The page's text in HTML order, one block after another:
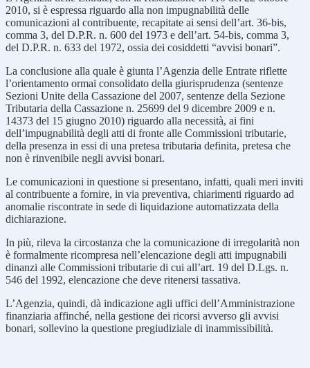
2010, si è espressa riguardo alla non impugnabilità delle
comunicazioni al contribuente, recapitate ai sensi dell’art. 36-bis,
comma 3, del D.P.R. n. 600 del 1973 e dell’art. 54-bis, comma 3,
del D.P.R. n. 633 del 1972, ossia dei cosiddetti “avvisi bonari”.
La conclusione alla quale è giunta l’Agenzia delle Entrate riflette
l’orientamento ormai consolidato della giurisprudenza (sentenze
Sezioni Unite della Cassazione del 2007, sentenze della Sezione
Tributaria della Cassazione n. 25699 del 9 dicembre 2009 e n.
14373 del 15 giugno 2010) riguardo alla necessità, ai fini
dell’impugnabilità degli atti di fronte alle Commissioni tributarie,
della presenza in essi di una pretesa tributaria definita, pretesa che
non è rinvenibile negli avvisi bonari.
Le comunicazioni in questione si presentano, infatti, quali meri inviti
al contribuente a fornire, in via preventiva, chiarimenti riguardo ad
anomalie riscontrate in sede di liquidazione automatizzata della
dichiarazione.
In più, rileva la circostanza che la comunicazione di irregolarità non
è formalmente ricompresa nell’elencazione degli atti impugnabili
dinanzi alle Commissioni tributarie di cui all’art. 19 del D.Lgs. n.
546 del 1992, elencazione che deve ritenersi tassativa.
L’Agenzia, quindi, dà indicazione agli uffici dell’Amministrazione
finanziaria affinché, nella gestione dei ricorsi avverso gli avvisi
bonari, sollevino la questione pregiudiziale di inammissibilità.